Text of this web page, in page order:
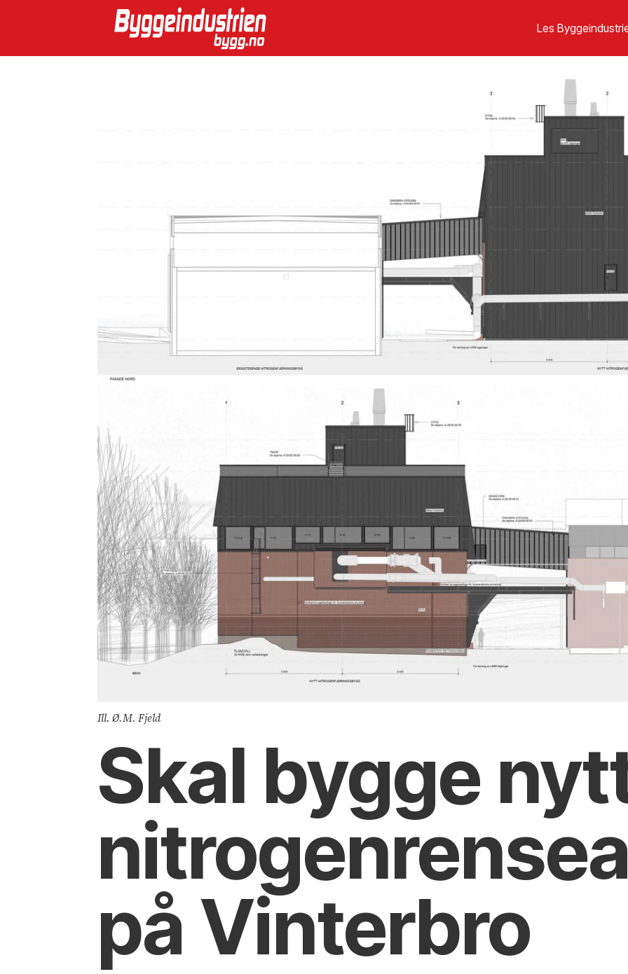
Les
Ill. Ø.M. Fjeld
Skal bygge
på Vinterbro